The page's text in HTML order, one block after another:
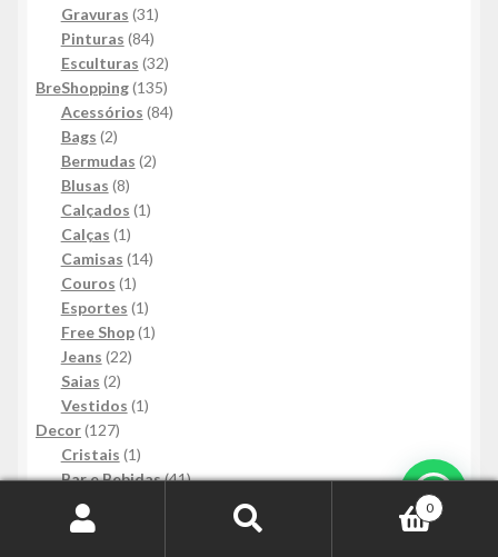
produtos
Gravuras 3131
produtos
Pinturas 8484
produtos
Esculturas 3232
produtos
BreShopping 135135
produtos
Acessórios 8484
Bags 22
produtos
Bermudas 22
Blusas 88
produtos
Calçados 11
Calças 11
produto
Camisas 1414
Couros 11
produto
Esportes 11
produto
Free Shop 11
Jeans 2222
Saias 22
produtos
Vestidos 11
Decor 127127
produtos
Cristais 11
produto
Bar e Bebidas 4141
produtos
Artesanato
produtos
Jantar
Pesquisar
Pesquisar
0